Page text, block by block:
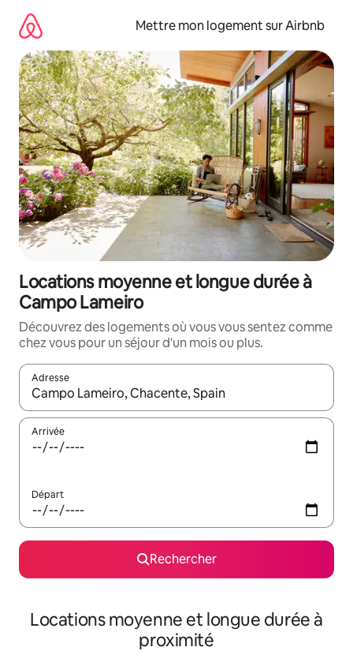
directement
contenu
Mettre mon logement sur Airbnb
Locations moyenne et longue durée à
Campo Lameiro
Découvrez des logements où vous vous sentez comme
chez vous pour un séjour d'un mois ou plus.
Adresse
Lorsque les résultats s'affichent, utilisez les flèches vers le
Arrivée
Départ
Rechercher
Locations moyenne et longue durée à
proximité